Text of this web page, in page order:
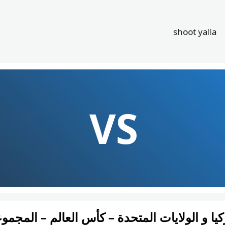
shoot yalla
VS